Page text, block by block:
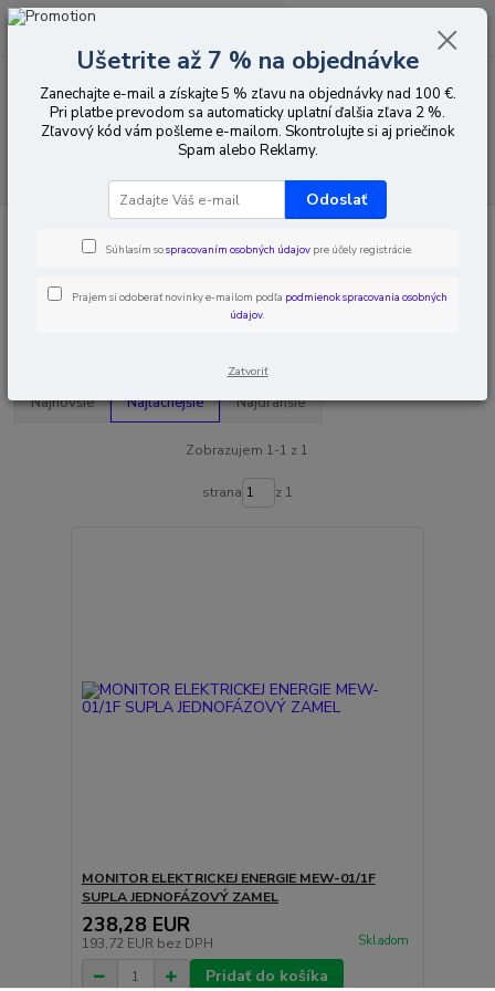
Menu
0,00 EUR
Monitory elektrickej energie
Najnovšie Najlacnejšie Najdrahšie
Zobrazujem 1-1 z 1
strana z 1
MONITOR ELEKTRICKEJ ENERGIE MEW-01/1F
SUPLA JEDNOFÁZOVÝ ZAMEL
238,28 EUR
193,72 EUR bez DPH Skladom
Pridať do košíka
Ušetrite až 7 % na objednávke
Zanechajte e-mail a získajte 5 % zľavu na objednávky nad 100 €.
Pri platbe prevodom sa automaticky uplatní ďalšia zľava 2 %.
Zľavový kód vám pošleme e-mailom. Skontrolujte si aj priečinok
Spam alebo Reklamy.
Odoslať
Súhlasím sospracovaním osobných údajov pre účely registrácie.
Prajem si odoberať novinky e-mailom podľa podmienok spracovania osobných
údajov.
Zatvoriť